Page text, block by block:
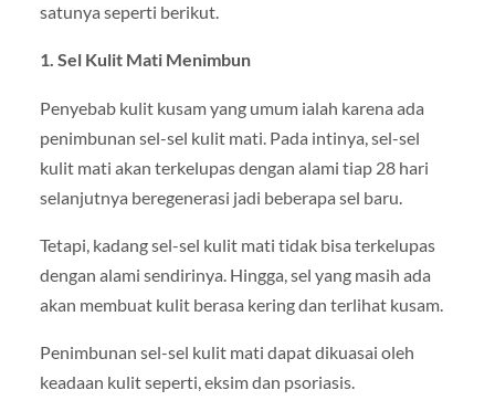
satunya seperti berikut.
1. Sel Kulit Mati Menimbun
Penyebab kulit kusam yang umum ialah karena ada
penimbunan sel-sel kulit mati. Pada intinya, sel-sel
kulit mati akan terkelupas dengan alami tiap 28 hari
selanjutnya beregenerasi jadi beberapa sel baru.
Tetapi, kadang sel-sel kulit mati tidak bisa terkelupas
dengan alami sendirinya. Hingga, sel yang masih ada
akan membuat kulit berasa kering dan terlihat kusam.
Penimbunan sel-sel kulit mati dapat dikuasai oleh
keadaan kulit seperti, eksim dan psoriasis.